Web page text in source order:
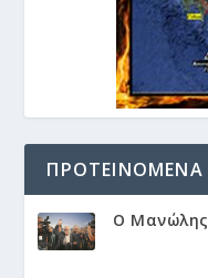
Ο Μανώλης